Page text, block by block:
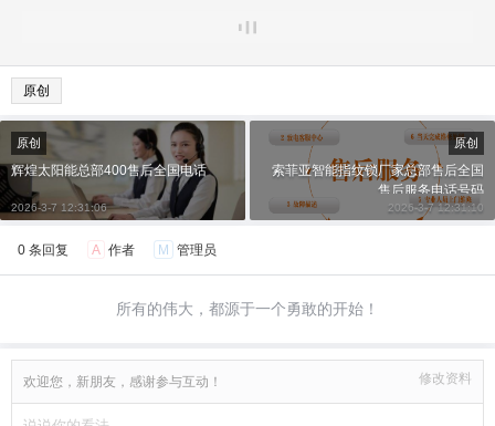
原创
原创
辉煌太阳能总部400售后全国电话
2026-3-7 12:31:06
原创
索菲亚智能指纹锁厂家总部售后全国
售后服务电话号码
2026-3-7 12:31:10
0 条回复 A 作者 M 管理员
所有的伟大，都源于一个勇敢的开始！
欢迎您，新朋友，感谢参与互动！ 修改资料